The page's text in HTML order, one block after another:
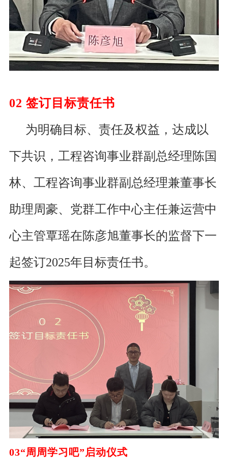
02 签订目标责任书
为明确目标、责任及权益，达成以
下共识，工程咨询事业群副总经理陈国
林、工程咨询事业群副总经理兼董事长
助理周豪、党群工作中心主任兼运营中
心主管覃瑶在陈彦旭董事长的监督下一
起签订2025年目标责任书。
03“周周学习吧”启动仪式